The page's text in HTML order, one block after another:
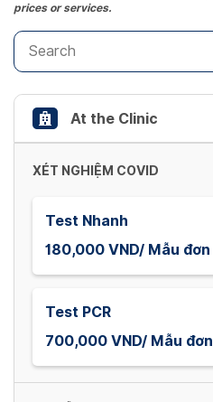
to
get
the
keyboard
shortcuts
for
changing
dates.
prices or services.
At the Clinic
XÉT NGHIỆM COVID
Test Nhanh
180,000 VND/ Mẫu đơn
Test PCR
700,000 VND/ Mẫu đơn